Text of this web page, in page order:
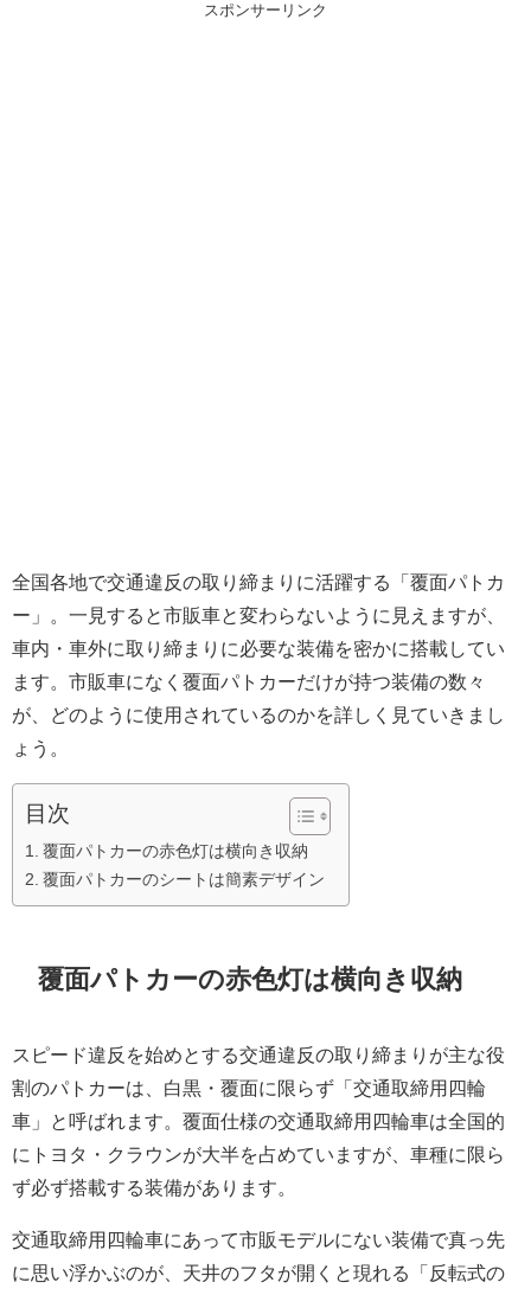
スポンサーリンク
全国各地で交通違反の取り締まりに活躍する「覆面パトカ
ー」。一見すると市販車と変わらないように見えますが、
車内・車外に取り締まりに必要な装備を密かに搭載してい
ます。市販車になく覆面パトカーだけが持つ装備の数々
が、どのように使用されているのかを詳しく見ていきまし
ょう。
目次
覆面パトカーの赤色灯は横向き収納
覆面パトカーのシートは簡素デザイン
覆面パトカーの赤色灯は横向き収納
スピード違反を始めとする交通違反の取り締まりが主な役
割のパトカーは、白黒・覆面に限らず「交通取締用四輪
車」と呼ばれます。覆面仕様の交通取締用四輪車は全国的
にトヨタ・クラウンが大半を占めていますが、車種に限ら
ず必ず搭載する装備があります。
交通取締用四輪車にあって市販モデルにない装備で真っ先
に思い浮かぶのが、天井のフタが開くと現れる「反転式の